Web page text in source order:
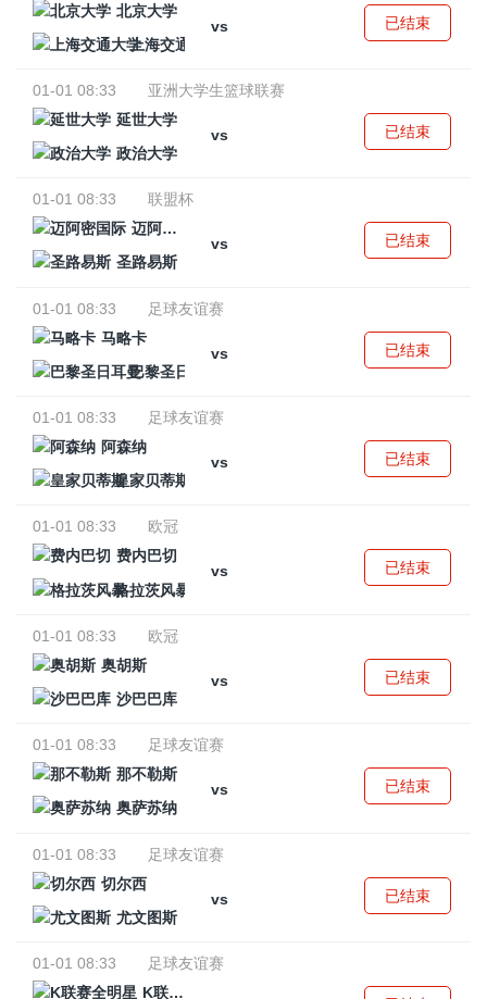
北京大学
vs
上海交通大学
已结束
01-01 08:33
亚洲大学生篮球联赛
延世大学
vs
政治大学
已结束
01-01 08:33
联盟杯
迈阿密国际
vs
圣路易斯
已结束
01-01 08:33
足球友谊赛
马略卡
vs
巴黎圣日耳曼
已结束
01-01 08:33
足球友谊赛
阿森纳
vs
皇家贝蒂斯
已结束
01-01 08:33
欧冠
费内巴切
vs
格拉茨风暴
已结束
01-01 08:33
欧冠
奥胡斯
vs
沙巴巴库
已结束
01-01 08:33
足球友谊赛
那不勒斯
vs
奥萨苏纳
已结束
01-01 08:33
足球友谊赛
切尔西
vs
尤文图斯
已结束
01-01 08:33
足球友谊赛
K联赛全明星